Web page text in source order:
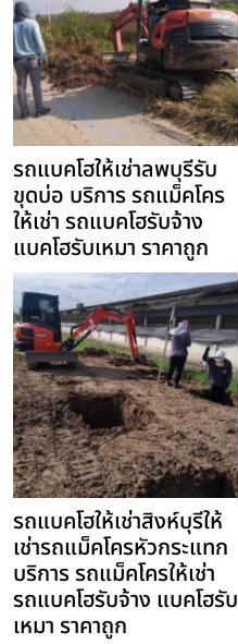
รถแบคโฮให้เช่าลพบุรีรับ
ขุดบ่อ บริการ รถแม็คโคร
ให้เช่า รถแบคโฮรับจ้าง
แบคโฮรับเหมา ราคาถูก
รถแบคโฮให้เช่าสิงห์บุรีให้
เช่ารถแม็คโครหัวกระแทก
บริการ รถแม็คโครให้เช่า
รถแบคโฮรับจ้าง แบคโฮรับ
เหมา ราคาถูก